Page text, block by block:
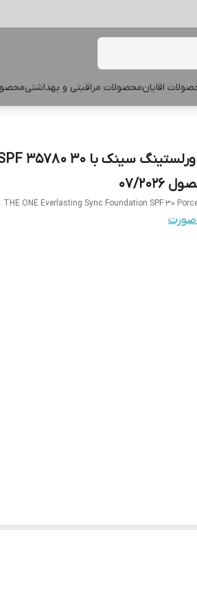
اقایانمحصولات مراقبتی و بهداشتی
2026
THE ONE Everlasting Sync Foundation SPF 30
صورت